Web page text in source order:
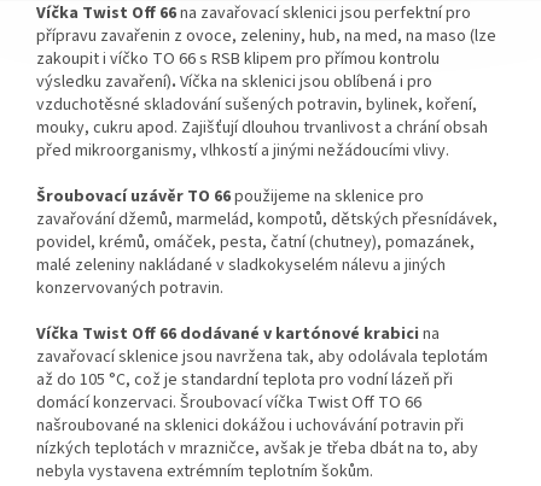
Víčka Twist Off 66na zavařovací sklenici jsou perfektní pro
přípravu zavařenin z ovoce, zeleniny, hub, na med, na maso (lze
zakoupit i víčko TO 66 s RSB klipem pro přímou kontrolu
výsledku zavaření). Víčka na sklenici jsou oblíbená i pro
vzduchotěsné skladování sušených potravin, bylinek, koření,
mouky, cukru apod. Zajišťují dlouhou trvanlivost a chrání obsah
před mikroorganismy, vlhkostí a jinými nežádoucími vlivy.
Šroubovací uzávěr TO 66použijeme na sklenice pro
zavařování džemů, marmelád, kompotů, dětských přesnídávek,
povidel, krémů, omáček, pesta, čatní (chutney), pomazánek,
malé zeleniny nakládané v sladkokyselém nálevu a jiných
konzervovaných potravin.
Víčka Twist Off 66 dodávané v kartónové krabici na
zavařovací sklenice jsou navržena tak, aby odolávala teplotám
až do 105 °C, což je standardní teplota pro vodní lázeň při
domácí konzervaci. Šroubovací víčka Twist Off TO 66
našroubované na sklenici dokážou i uchovávání potravin při
nízkých teplotách vmrazničce, avšak je třeba dbát na to, aby
nebyla vystavena extrémním teplotním šokům.